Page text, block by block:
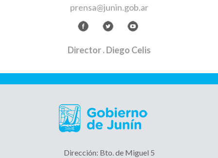
prensa@junin.gob.ar
Director. Diego Celis
Dirección: Bto. de Miguel 5